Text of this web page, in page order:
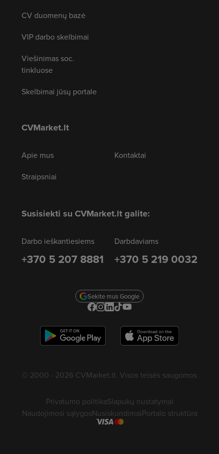
CV duomenų bazė
VIP darbo skelbimai
Viešinimas soc.
tinkluose
Skelbimai jūsų portale
CVMarket.lt
Apie mus
Straipsniai
Kontaktai
Susisiekti su CVMarket.lt galite:
Darbo ieškantiesiems
+370 5 207 8881
Darbdaviams
+370 5 219 0032
Sekite mus Google
© 2000 - 2026 CVMarket.lt. Visos teisės saugomos
Privatumo politikaSlapukų nustatymai
Naudojimosi sąlygosNusiskundimaiPortalo struktūra